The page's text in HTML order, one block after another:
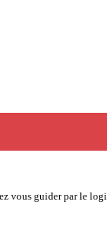
vous guider par le